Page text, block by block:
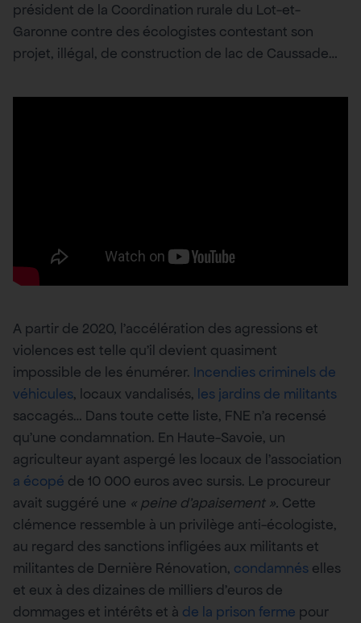
président de la Coordination rurale du Lot-et-
Garonne contre des écologistes contestant son
projet, illégal, de construction de lac de Caussade…
A partir de 2020, l’accélération des agressions et
violences est telle qu’il devient quasiment
impossible de les énumérer. Incendies criminels de
véhicules, locaux vandalisés, les jardins de militants
saccagés… Dans toute cette liste, FNE n’a recensé
qu’une condamnation. En Haute-Savoie, un
agriculteur ayant aspergé les locaux de l’association
a écopé de 10 000 euros avec sursis. Le procureur
avait suggéré une « peine d’apaisement ». Cette
clémence ressemble à un privilège anti-écologiste,
au regard des sanctions infligées aux militants et
militantes de Dernière Rénovation, condamnés elles
et eux à des dizaines de milliers d’euros de
dommages et intérêts et à de la prison ferme pour